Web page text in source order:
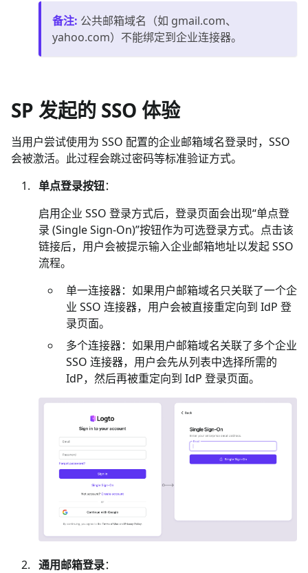
备注: 公共邮箱域名（如 gmail.com、
yahoo.com）不能绑定到企业连接器。
SP 发起的 SSO 体验
当用户尝试使用为 SSO 配置的企业邮箱域名登录时，SSO
会被激活。此过程会跳过密码等标准验证方式。
单点登录按钮：
启用企业 SSO 登录方式后，登录页面会出现“单点登
录 (Single Sign-On)”按钮作为可选登录方式。点击该
链接后，用户会被提示输入企业邮箱地址以发起 SSO
流程。
单一连接器：如果用户邮箱域名只关联了一个企
业 SSO 连接器，用户会被直接重定向到 IdP 登
录页面。
多个连接器：如果用户邮箱域名关联了多个企业
SSO 连接器，用户会先从列表中选择所需的
IdP，然后再被重定向到 IdP 登录页面。
通用邮箱登录：